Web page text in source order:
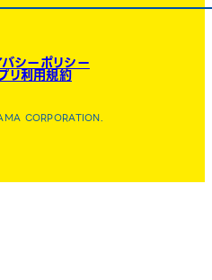
バシーポリシー
リ利用規約
CORPORATION.